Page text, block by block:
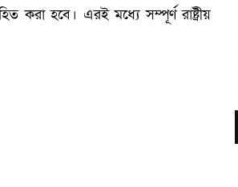
করা হবে। এরই মধ্যে সম্পূর্ণ রাষ্ট্রীয়